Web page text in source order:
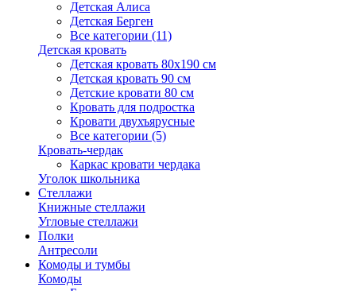
Детская Алиса
Детская Берген
Все категории (11)
Детская кровать
Детская кровать 80х190 см
Детская кровать 90 см
Детские кровати 80 см
Кровать для подростка
Кровати двухъярусные
Все категории (5)
Кровать-чердак
Каркас кровати чердака
Уголок школьника
Стеллажи
Книжные стеллажи
Угловые стеллажи
Полки
Антресоли
Комоды и тумбы
Комоды